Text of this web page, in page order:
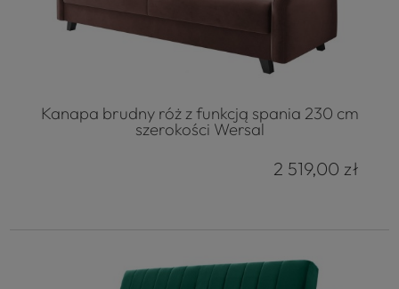
Kanapa brudny róż z funkcją spania 230 cm
szerokości Wersal
2 519,00 zł